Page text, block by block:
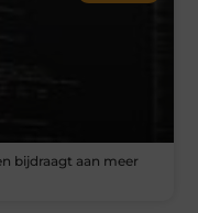
bijdraagt aan meer